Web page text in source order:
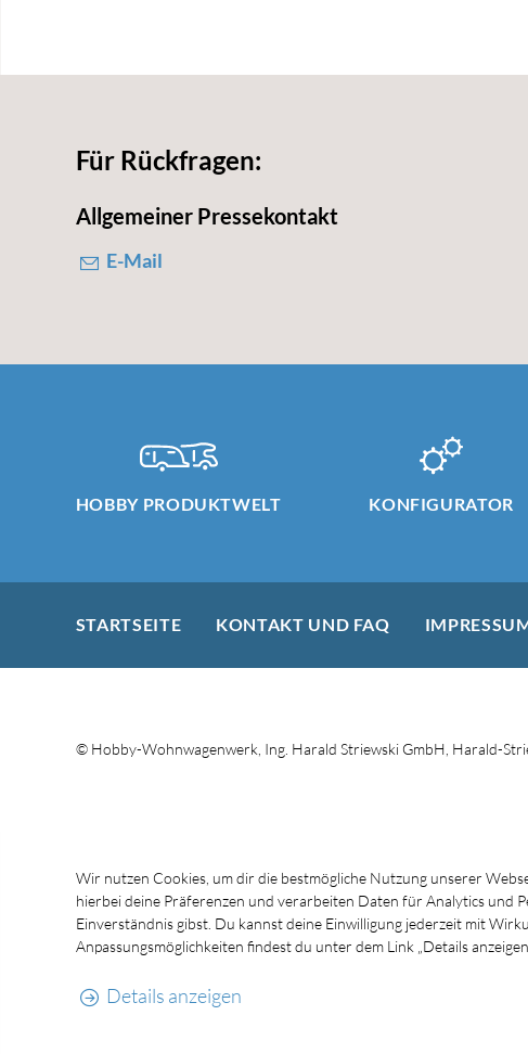
Für Rückfragen:
Allgemeiner Pressekontakt
E-Mail
HOBBY PRODUKTWELT KONFIGURATOR
STARTSEITE KONTAKT UND FAQ
© Hobby-Wohnwagenwerk, Ing. Harald Striewski GmbH, Harald-
Wir nutzen Cookies, um dir die bestmögliche Nutzung unserer
hierbei deine Präferenzen und verarbeiten Daten für Analytics und
Einverständnis gibst. Du kannst deine Einwilligung jederzeit mit
Anpassungsmöglichkeiten findest du unter dem Link „Details
Details anzeigen